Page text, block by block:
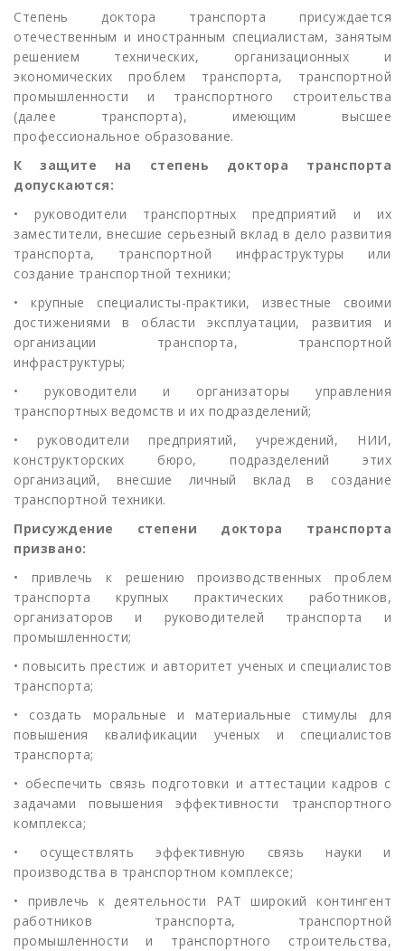
Степень доктора транспорта присуждается
отечественным и иностранным специалистам, занятым
решением технических, организационных и
экономических проблем транспорта, транспортной
промышленности и транспортного строительства
(далее транспорта), имеющим высшее
профессиональное образование.
К защите на степень доктора транспорта
допускаются:
• руководители транспортных предприятий и их
заместители, внесшие серьезный вклад в дело развития
транспорта, транспортной инфраструктуры или
создание транспортной техники;
• крупные специалисты-практики, известные своими
достижениями в области эксплуатации, развития и
организации транспорта, транспортной
инфраструктуры;
• руководители и организаторы управления
транспортных ведомств и их подразделений;
• руководители предприятий, учреждений, НИИ,
конструкторских бюро, подразделений этих
организаций, внесшие личный вклад в создание
транспортной техники.
Присуждение степени доктора транспорта
призвано:
• привлечь к решению производственных проблем
транспорта крупных практических работников,
организаторов и руководителей транспорта и
промышленности;
• повысить престиж и авторитет ученых и специалистов
транспорта;
• создать моральные и материальные стимулы для
повышения квалификации ученых и специалистов
транспорта;
• обеспечить связь подготовки и аттестации кадров с
задачами повышения эффективности транспортного
комплекса;
• осуществлять эффективную связь науки и
производства в транспортном комплексе;
• привлечь к деятельности РАТ широкий контингент
работников транспорта, транспортной
промышленности и транспортного строительства,